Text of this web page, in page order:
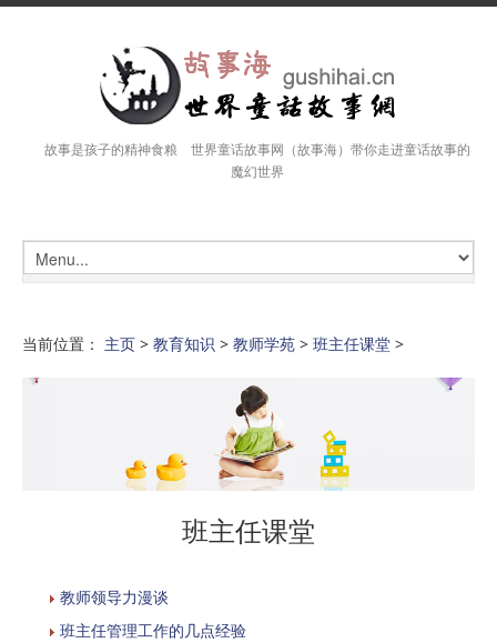
故事是孩子的精神食粮 世界童话故事网（故事海）带你走进童话故事的
魔幻世界
当前位置： 主页 > 教育知识 > 教师学苑 > 班主任课堂 >
班主任课堂
教师领导力漫谈
班主任管理工作的几点经验